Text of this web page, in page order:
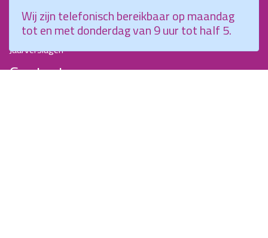
Nieuwsbrieven
KCKZ-specials
Jaarverslagen
Contact
Wij zijn telefonisch bereikbaar op maandag
tot en met donderdag van 9 uur tot half 5.